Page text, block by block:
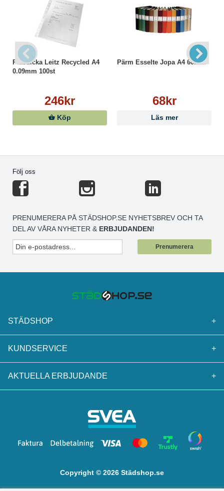
Plastficka Leitz Recycled A4
0.09mm 100st
246kr
Köp
Pärm Esselte Jopa A4 60mm
68kr
Läs mer
Följ oss
PRENUMERERA PÅ STÄDSHOP.SE NYHETSBREV OCH TA
DEL AV VÅRA NYHETER & ERBJUDANDEN!
Prenumerera
STÄDSHOP +
KUNDSERVICE +
AKTUELLA ERBJUDANDE +
Copyright © 2026 Städshop.se